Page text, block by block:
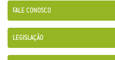
FALE CONOSCO
LEGISLAÇÃO